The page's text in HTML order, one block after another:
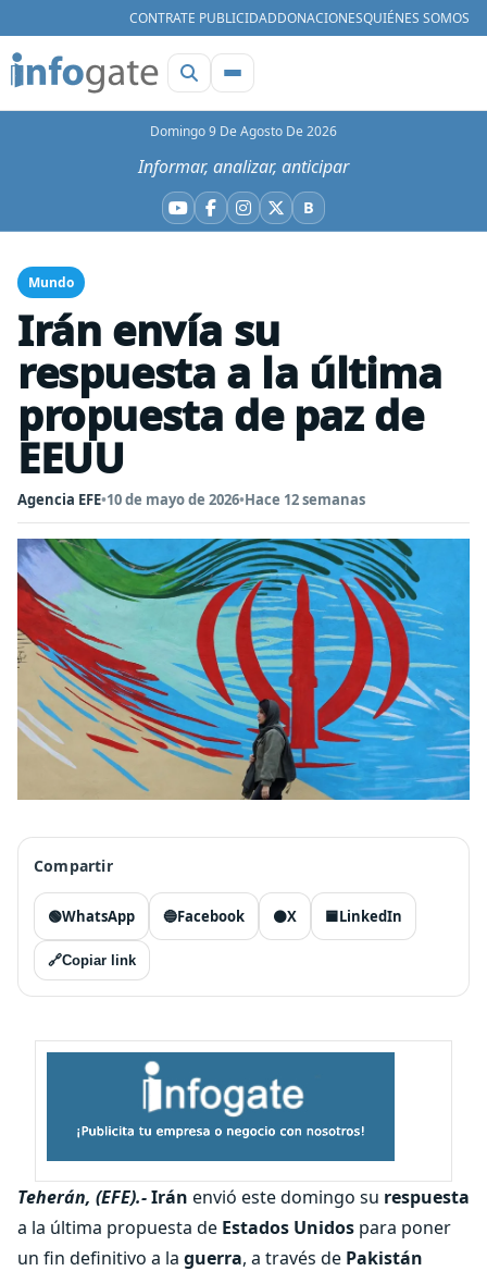
CONTRATE PUBLICIDADDONACIONESQUIÉNES SOMOS
Domingo 9 De Agosto De 2026
Informar, analizar, anticipar
YouTube
Facebook
Instagram
X BBluesky
Mundo
Irán envía su
respuesta a la última
propuesta de paz de
EEUU
Agencia EFE•10 de mayo de 2026•Hace 12 semanas
Compartir
🟢WhatsApp 🔵Facebook ⚫X 🟦LinkedIn
🔗Copiar link
Teherán, (EFE).-Irán envió este domingo su respuesta
a la última propuesta de Estados Unidos para poner
un fin definitivo a la guerra, a través de Pakistán